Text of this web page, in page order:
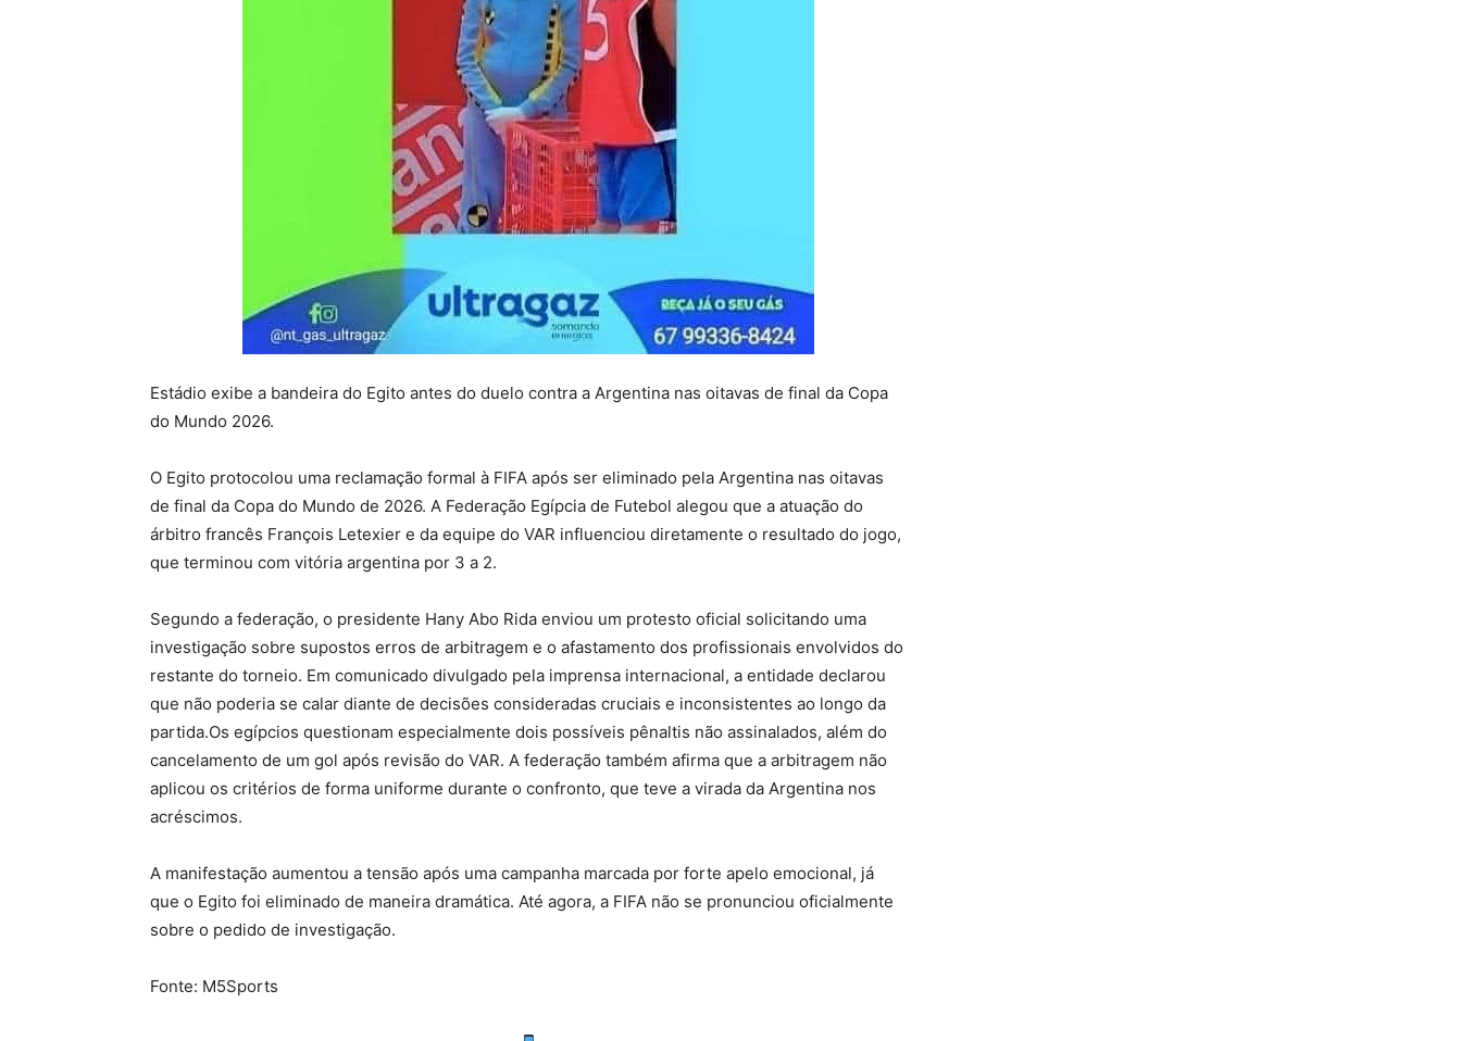
Estádio exibe a bandeira do Egito antes do duelo contra a Argentina nas oitavas de final da Copa
do Mundo 2026.
O Egito protocolou uma reclamação formal à FIFA após ser eliminado pela Argentina nas oitavas
de final da Copa do Mundo de 2026. A Federação Egípcia de Futebol alegou que a atuação do
árbitro francês François Letexier e da equipe do VAR influenciou diretamente o resultado do jogo,
que terminou com vitória argentina por 3 a 2.
Segundo a federação, o presidente Hany Abo Rida enviou um protesto oficial solicitando uma
investigação sobre supostos erros de arbitragem e o afastamento dos profissionais envolvidos do
restante do torneio. Em comunicado divulgado pela imprensa internacional, a entidade declarou
que não poderia se calar diante de decisões consideradas cruciais e inconsistentes ao longo da
partida.Os egípcios questionam especialmente dois possíveis pênaltis não assinalados, além do
cancelamento de um gol após revisão do VAR. A federação também afirma que a arbitragem não
aplicou os critérios de forma uniforme durante o confronto, que teve a virada da Argentina nos
acréscimos.
A manifestação aumentou a tensão após uma campanha marcada por forte apelo emocional, já
que o Egito foi eliminado de maneira dramática. Até agora, a FIFA não se pronunciou oficialmente
sobre o pedido de investigação.
Fonte: M5Sports